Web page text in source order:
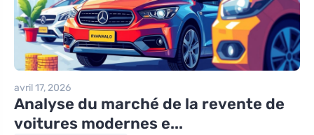
avril 17, 2026
Analyse du marché de la revente de
voitures modernes e...